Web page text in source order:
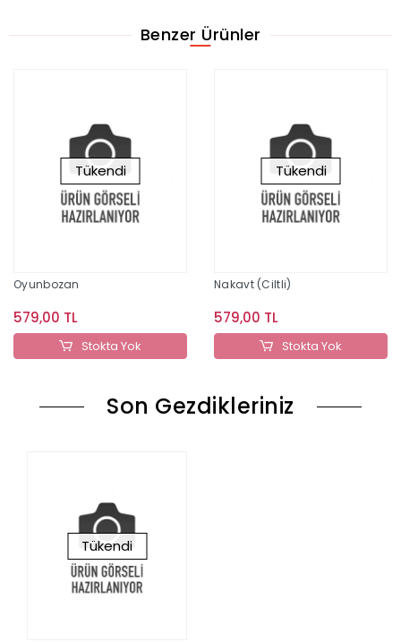
Benzer Ürünler
Tükendi
Oyunbozan
579,00 TL
Stokta Yok
Tükendi
Nakavt (Ciltli)
579,00 TL
Stokta Yok
Son Gezdikleriniz
Tükendi